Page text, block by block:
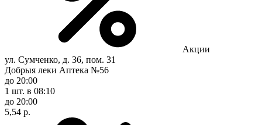
Акции
ул. Сумченко, д. 36, пом. 31
Добрыя леки Аптека №56
до 20:00
1 шт. в 08:10
до 20:00
5,54 р.